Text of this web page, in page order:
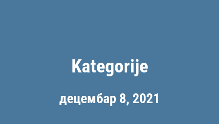
Kategorije
децембар 8, 2021